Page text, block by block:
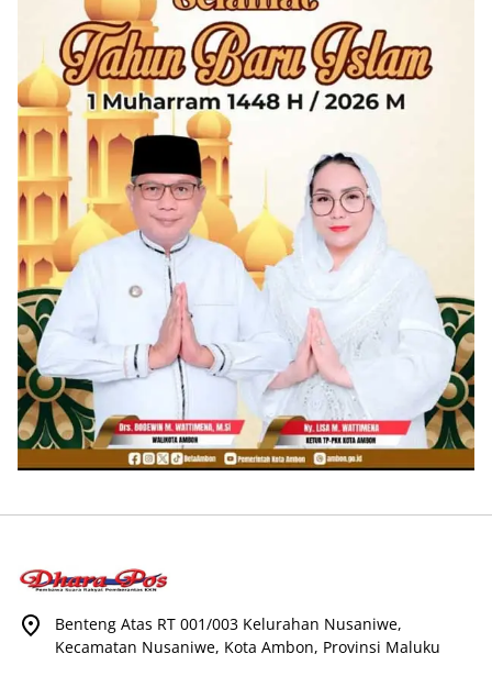
Benteng Atas RT 001/003 Kelurahan Nusaniwe,
Kecamatan Nusaniwe, Kota Ambon, Provinsi Maluku